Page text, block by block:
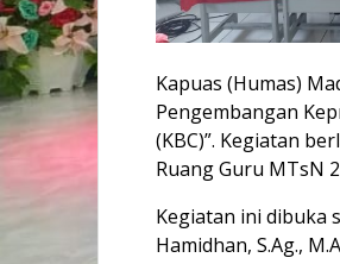
Kapuas (Humas)
Pengembangan
(KBC)”. Kegiatan
Ruang Guru MTsN
Kegiatan ini dibuka
Hamidhan, S.Ag.,